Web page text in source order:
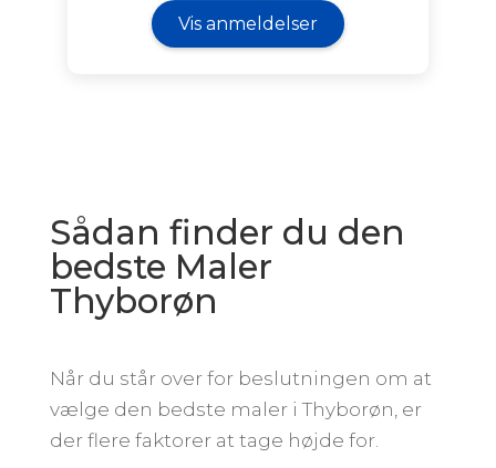
Vis anmeldelser
Sådan finder du den
bedste Maler
Thyborøn
Når du står over for beslutningen om at
vælge den bedste maler i Thyborøn, er
der flere faktorer at tage højde for.